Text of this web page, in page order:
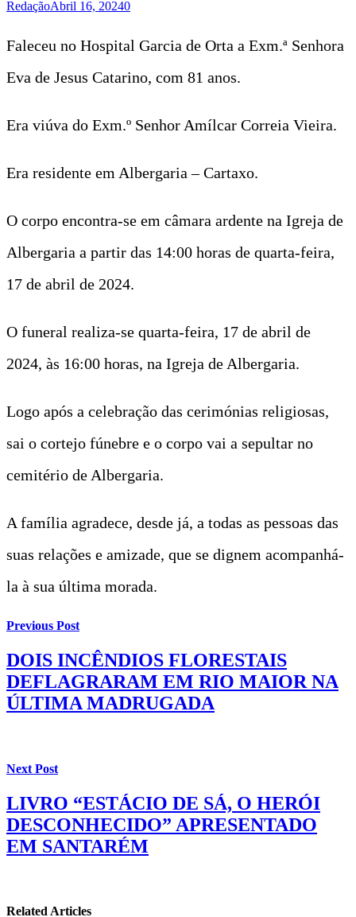
RedaçãoAbril 16, 20240
Faleceu no Hospital Garcia de Orta a Exm.ª Senhora
Eva de Jesus Catarino, com 81 anos.
Era viúva do Exm.º Senhor Amílcar Correia Vieira.
Era residente em Albergaria – Cartaxo.
O corpo encontra-se em câmara ardente na Igreja de
Albergaria a partir das 14:00 horas de quarta-feira,
17 de abril de 2024.
O funeral realiza-se quarta-feira, 17 de abril de
2024, às 16:00 horas, na Igreja de Albergaria.
Logo após a celebração das cerimónias religiosas,
sai o cortejo fúnebre e o corpo vai a sepultar no
cemitério de Albergaria.
A família agradece, desde já, a todas as pessoas das
suas relações e amizade, que se dignem acompanhá-
la à sua última morada.
Previous Post
DOIS INCÊNDIOS FLORESTAIS
DEFLAGRARAM EM RIO MAIOR NA
ÚLTIMA MADRUGADA
Next Post
LIVRO “ESTÁCIO DE SÁ, O HERÓI
DESCONHECIDO” APRESENTADO
EM SANTARÉM
Related Articles